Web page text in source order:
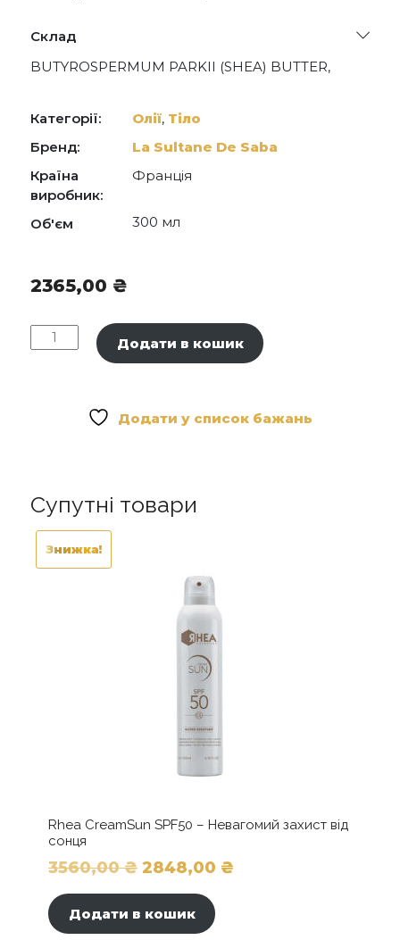
Склад
BUTYROSPERMUM PARKII (SHEA) BUTTER,
GERANIOL, BENZYL ALCOHOL, BENZYL
SALICYLATE, CITRONELLOL, BENZYL BENZOATE,
CITRAL, HYDROXYCITRONELLAL, BENZYL
Категорії: Олії, Тіло
Бренд:
La Sultane De Saba
Країна
виробник:
Франція
Об'єм 300 мл
2365,00 ₴
Sultane
Каріте
"Лукум"
кількість
Додати в кошик
Додати у список бажань
Супутні товари
Знижка!
Rhea CreamSun SPF50 – Невагомий захист від
сонця
3560,00₴ Оригінальна
ціна:
3560,00 ₴.
2848,00 ₴
Додати в кошик